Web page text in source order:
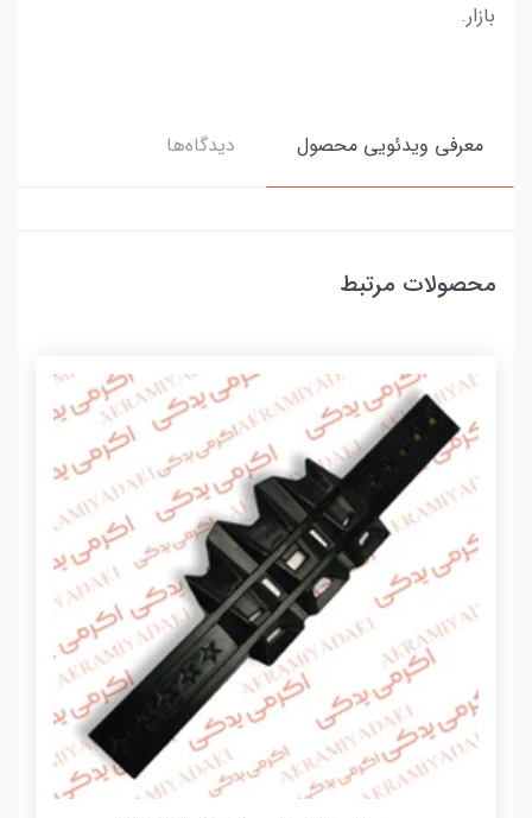
بازار.
معرفی ویدئویی محصول دیدگاه‌ها
محصولات مرتبط